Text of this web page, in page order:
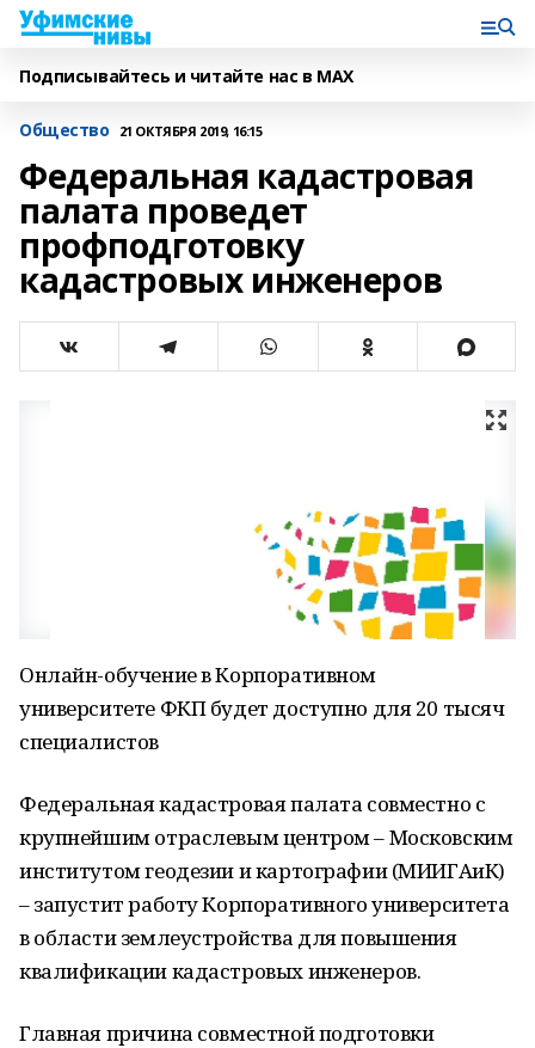
Подписывайтесь и читайте нас в MAX
Общество 21 ОКТЯБРЯ 2019, 16:15
Федеральная кадастровая
палата проведет
профподготовку
кадастровых инженеров
Онлайн-обучение в Корпоративном
университете ФКП будет доступно для 20 тысяч
специалистов
Федеральная кадастровая палата совместно с
крупнейшим отраслевым центром – Московским
институтом геодезии и картографии (МИИГАиК)
– запустит работу Корпоративного университета
в области землеустройства для повышения
квалификации кадастровых инженеров.
Главная причина совместной подготовки